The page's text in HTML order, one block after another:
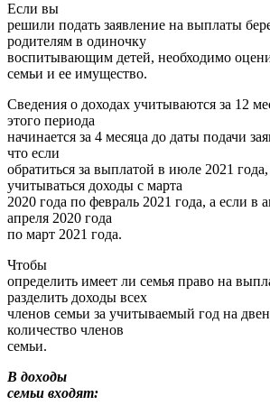
Если вы
решили подать заявление на выплаты
родителям в одиночку
воспитывающим детей, необходимо
семьи и ее имущество.
Сведения о доходах учитываются за 12
этого периода
начинается за 4 месяца до даты подачи
что если
обратиться за выплатой в июле 2021 года,
учитываться доходы с марта
2020 года по февраль 2021 года, а если в
апреля 2020 года
по март 2021 года.
Чтобы
определить имеет ли семья право на
разделить доходы всех
членов семьи за учитываемый год на
количество членов
семьи.
В доходы
семьи входят: